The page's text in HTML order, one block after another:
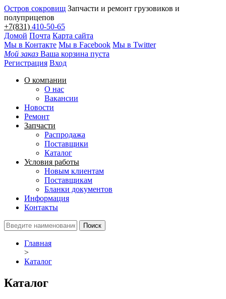
Остров сокровищ Запчасти и ремонт грузовиков и
полуприцепов
+7(831) 410-50-65
Домой Почта Карта сайта
Мы в Контакте Мы в Facebook Мы в Twitter
Мой заказ Ваша корзина пуста
Регистрация Вход
О компании
О нас
Вакансии
Новости
Ремонт
Запчасти
Распродажа
Поставщики
Каталог
Условия работы
Новым клиентам
Поставщикам
Бланки документов
Информация
Контакты
Главная
>
Каталог
Каталог